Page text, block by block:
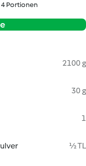
4 Portionen
2100 g
30 g
1
½ TL